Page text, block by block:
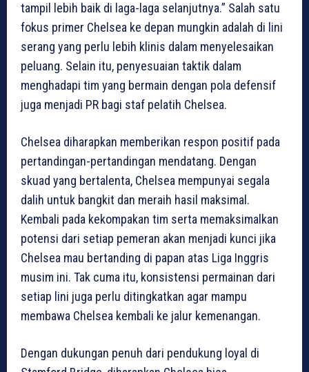
tampil lebih baik di laga-laga selanjutnya.” Salah satu
fokus primer Chelsea ke depan mungkin adalah di lini
serang yang perlu lebih klinis dalam menyelesaikan
peluang. Selain itu, penyesuaian taktik dalam
menghadapi tim yang bermain dengan pola defensif
juga menjadi PR bagi staf pelatih Chelsea.
Chelsea diharapkan memberikan respon positif pada
pertandingan-pertandingan mendatang. Dengan
skuad yang bertalenta, Chelsea mempunyai segala
dalih untuk bangkit dan meraih hasil maksimal.
Kembali pada kekompakan tim serta memaksimalkan
potensi dari setiap pemeran akan menjadi kunci jika
Chelsea mau bertanding di papan atas Liga Inggris
musim ini. Tak cuma itu, konsistensi permainan dari
setiap lini juga perlu ditingkatkan agar mampu
membawa Chelsea kembali ke jalur kemenangan.
Dengan dukungan penuh dari pendukung loyal di